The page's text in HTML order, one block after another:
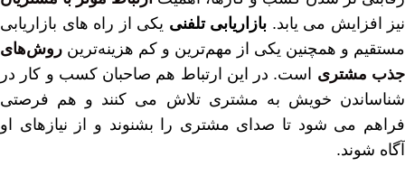
نیز افزایش می یابد. بازاریابی تلفنی یکی از راه های بازاریابی
مستقیم و همچنین یکی از مهم‌ترین و کم‌ هزینه‌ترین روش‌های
جذب مشتری است. در این ارتباط هم صاحبان کسب و کار در
شناساندن خویش به مشتری تلاش می کنند و هم فرصتی
فراهم می شود تا صدای مشتری را بشنوند و از نیازهای او
آگاه شوند.